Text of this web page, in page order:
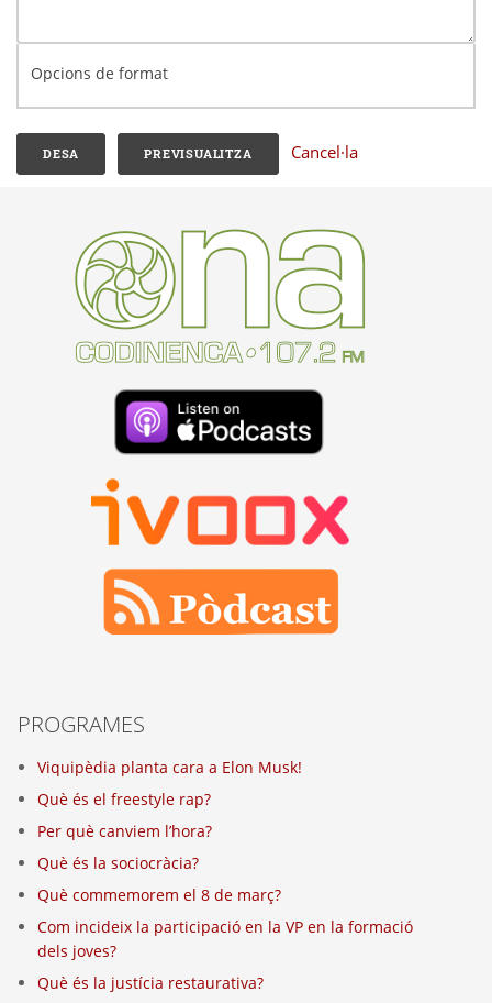
Opcions de format
Cancel·la
PROGRAMES
Viquipèdia planta cara a Elon Musk!
Què és el freestyle rap?
Per què canviem l’hora?
Què és la sociocràcia?
Què commemorem el 8 de març?
Com incideix la participació en la VP en la formació
dels joves?
Què és la justícia restaurativa?